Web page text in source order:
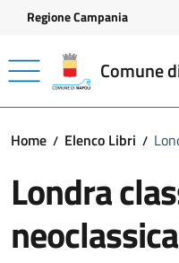
Vai ai contenuti
Vai al footer
Regione Campania
Comune
Home Elenco Libri
Londra
neoclassica